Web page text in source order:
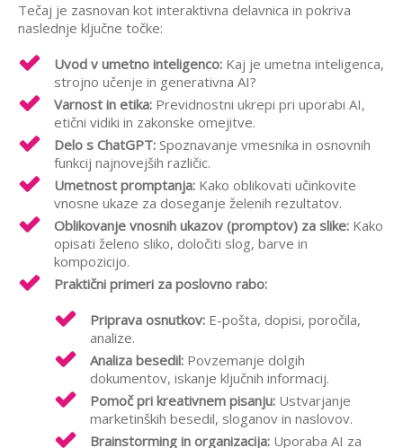
Tečaj je zasnovan kot interaktivna delavnica in pokriva
naslednje ključne točke:
Uvod v umetno inteligenco: Kaj je umetna inteligenca,
strojno učenje in generativna AI?
Varnost in etika: Previdnostni ukrepi pri uporabi AI,
etični vidiki in zakonske omejitve.
Delo s ChatGPT: Spoznavanje vmesnika in osnovnih
funkcij najnovejših različic.
Umetnost promptanja: Kako oblikovati učinkovite
vnosne ukaze za doseganje želenih rezultatov.
Oblikovanje vnosnih ukazov (promptov) za slike: Kako
opisati želeno sliko, določiti slog, barve in
kompozicijo.
Praktični primeri za poslovno rabo:
Priprava osnutkov: E-pošta, dopisi, poročila,
analize.
Analiza besedil: Povzemanje dolgih
dokumentov, iskanje ključnih informacij.
Pomoč pri kreativnem pisanju: Ustvarjanje
marketinških besedil, sloganov in naslovov.
Brainstorming in organizacija: Uporaba AI za